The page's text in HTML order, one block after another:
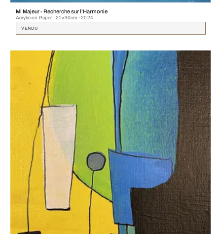
Mi Majeur - Recherche sur l'Harmonie
Acrylic on Paper · 21×30cm · 2024
VENDU